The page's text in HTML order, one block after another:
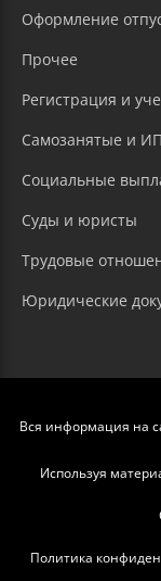
Оформление
Прочее
Регистрация и
Самозанятые и ИП
Социальные
Суды и юристы
Трудовые
Юридические
Вся информация на
Используя
Политика